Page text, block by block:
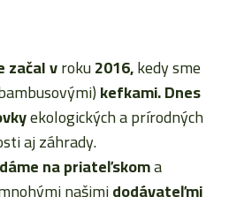
začalvroku2016,kedy sme
kefkami. Dnes
ekologických a prírodných
aj záhrady.
na priateľskoma